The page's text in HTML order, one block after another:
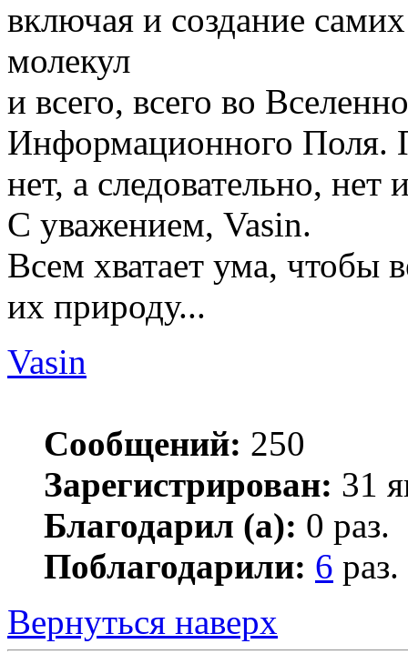
включая и создание
молекул
и всего, всего во
Информационного Поля.
нет, а следовательно, нет
С уважением, Vasin.
Всем хватает ума, чтобы
их природу...
Vasin
Сообщений: 250
Зарегистрирован: 31
Благодарил (а): 0 раз.
Поблагодарили: 6 раз.
Вернуться наверх